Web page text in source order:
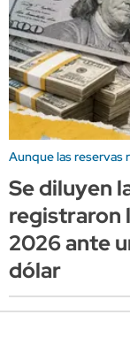
Aunque las reservas
Se diluyen
registraron
2026 ante
dólar